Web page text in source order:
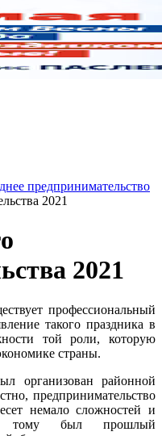
предпринимательство
2021
2021
профессиональный
такого праздника в
той роли, которую
страны.
районной
предпринимательство
немало сложностей и
тому был прошлый